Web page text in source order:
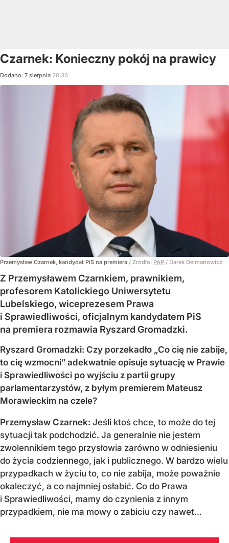
Czarnek: Konieczny pokój na prawicy
Dodano: 7 sierpnia 20:30
Przemysław Czarnek, kandydat PiS na premiera / Źródło: PAP / Darek Delmanowicz
Z Przemysławem Czarnkiem, prawnikiem,
profesorem Katolickiego Uniwersytetu
Lubelskiego, wiceprezesem Prawa
i Sprawiedliwości, oficjalnym kandydatem PiS
na premiera rozmawia Ryszard Gromadzki.
Ryszard Gromadzki: Czy porzekadło „Co cię nie zabije,
to cię wzmocni” adekwatnie opisuje sytuację w Prawie
i Sprawiedliwości po wyjściu z partii grupy
parlamentarzystów, z byłym premierem Mateusz
Morawieckim na czele?
Przemysław Czarnek: Jeśli ktoś chce, to może do tej
sytuacji tak podchodzić. Ja generalnie nie jestem
zwolennikiem tego przysłowia zarówno w odniesieniu
do życia codziennego, jak i publicznego. W bardzo wielu
przypadkach w życiu to, co nie zabija, może poważnie
okaleczyć, a co najmniej osłabić. Co do Prawa
i Sprawiedliwości, mamy do czynienia z innym
przypadkiem, nie ma mowy o zabiciu czy nawet...